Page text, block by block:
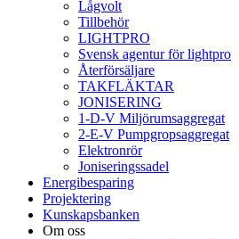
Lågvolt
Tillbehör
LIGHTPRO
Svensk agentur för lightpro
Återförsäljare
TAKFLÄKTAR
JONISERING
1-D-V Miljörumsaggregat
2-E-V Pumpgropsaggregat
Elektronrör
Joniseringssadel
Energibesparing
Projektering
Kunskapsbanken
Om oss